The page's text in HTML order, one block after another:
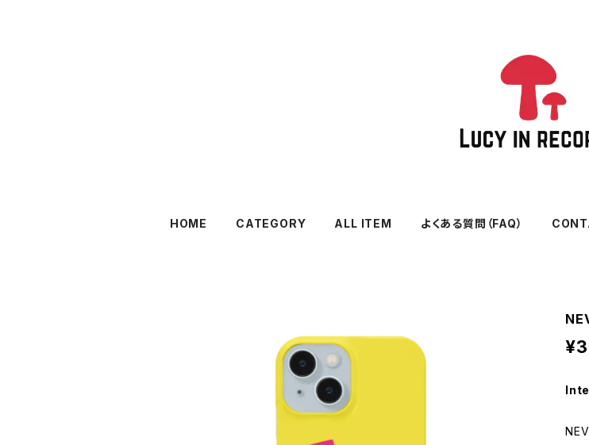
HOME CATEGORY ALL ITEM よくある質問（FAQ）